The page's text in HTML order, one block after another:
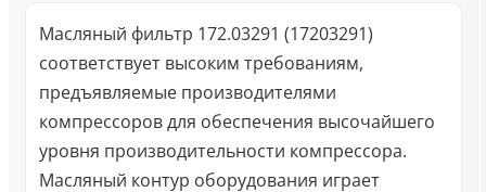
Масляный фильтр 172.03291 (17203291)
соответствует высоким требованиям,
предъявляемые производителями
компрессоров для обеспечения высочайшего
уровня производительности компрессора.
Масляный контур оборудования играет